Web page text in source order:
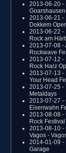
2013-06-20 -
2013-06-21 -
Dokkem
2013-06-22 -
Rock am
2013-07-08 -
Rockwave
2013-07-12 -
Rock Harz
2013-07-13 -
Your Head
2013-07-25 -
Metaldays
2013-07-27 -
Eisenwahn
2013-08-08 -
Rock Festival
2013-08-10 -
Vagos -
2014-01-09 -
Garage